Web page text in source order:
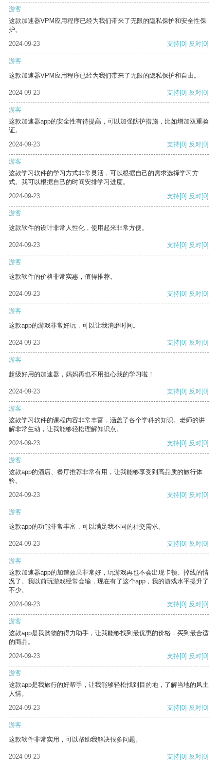
游客
这款加速器VPM应用程序已经为我们带来了无限的隐私保护和安全性保
护。
2024-09-23
支持[0] 反对[0]
游客
这款加速器VPM应用程序已经为我们带来了无限的隐私保护和自由。
2024-09-23 支持[0] 反对[0]
游客
这款加速器app的安全性有待提高，可以加强防护措施，比如增加双重验
证。
2024-09-23
支持[0] 反对[0]
游客
这款学习软件的学习方式非常灵活，可以根据自己的需求选择学习方
式。我可以根据自己的时间安排学习进度。
2024-09-23
支持[0] 反对[0]
游客
这款软件的设计非常人性化，使用起来非常方便。
2024-09-23 支持[0] 反对[0]
游客
这款软件的价格非常实惠，值得推荐。
2024-09-23 支持[0] 反对[0]
游客
这款app的游戏非常好玩，可以让我消磨时间。
2024-09-23 支持[0] 反对[0]
游客
超级好用的加速器，妈妈再也不用担心我的学习啦！
2024-09-23 支持[0] 反对[0]
游客
这款学习软件的课程内容非常丰富，涵盖了各个学科的知识。老师的讲
解非常生动，让我能够轻松理解知识点。
2024-09-23
支持[0] 反对[0]
游客
这款app的酒店、餐厅推荐非常有用，让我能够享受到高品质的旅行体
验。
2024-09-23
支持[0] 反对[0]
游客
这款app的功能非常丰富，可以满足我不同的社交需求。
2024-09-23 支持[0] 反对[0]
游客
这款加速器app的加速效果非常好，玩游戏再也不会出现卡顿、掉线的情
况了。我以前玩游戏经常会输，现在有了这个app，我的游戏水平提升了
不少。
2024-09-23
支持[0] 反对[0]
游客
这款app是我购物的得力助手，让我能够找到最优惠的价格，买到最合适
的商品。
2024-09-23
支持[0] 反对[0]
游客
这款app是我旅行的好帮手，让我能够轻松找到目的地，了解当地的风土
人情。
2024-09-23
支持[0] 反对[0]
游客
这款软件非常实用，可以帮助我解决很多问题。
2024-09-23 支持[0] 反对[0]